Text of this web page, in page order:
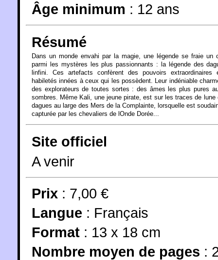
Âge minimum : 12 ans
Résumé
Dans un monde envahi par la magie, une légende se fraie un
parmi les mystères les plus passionnants : la légende des
linfini. Ces artefacts confèrent des pouvoirs extraordinaires
habiletés innées à ceux qui les possèdent. Leur indéniable
des explorateurs de toutes sortes : des âmes les plus pures
sombres. Même Kali, une jeune pirate, est sur les traces de lune
dagues au large des Mers de la Complainte, lorsquelle est
capturée par les chevaliers de lOnde Dorée...
Site officiel
A venir
Prix : 7,00 €
Langue : Français
Format : 13 x 18 cm
Nombre moyen de pages :